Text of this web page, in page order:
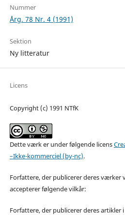
Nummer
Årg. 78 Nr. 4 (1991)
Sektion
Ny litteratur
Licens
Copyright (c) 1991 NTfK
Dette værk er under følgende licens
–Ikke-kommerciel (by-nc).
Forfattere, der publicerer deres værker
accepterer følgende vilkår:
Forfattere, der publicerer deres artikler